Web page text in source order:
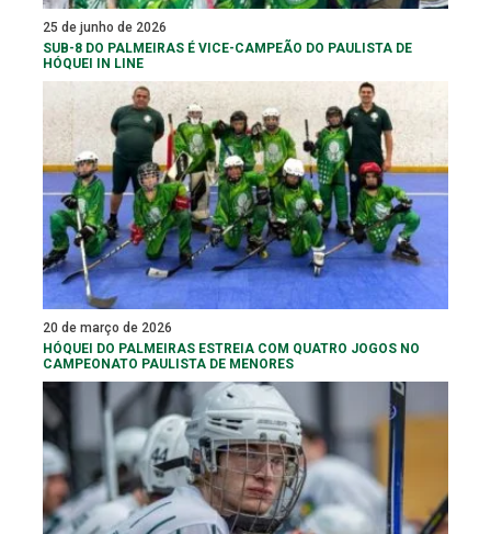
25 de junho de 2026
SUB-8 DO PALMEIRAS É VICE-CAMPEÃO DO PAULISTA DE
HÓQUEI IN LINE
20 de março de 2026
HÓQUEI DO PALMEIRAS ESTREIA COM QUATRO JOGOS NO
CAMPEONATO PAULISTA DE MENORES